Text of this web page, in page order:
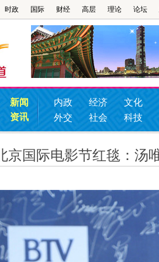
时政 国际 财经 高层 理论 论坛
新闻
资讯
内政 经济 文化
外交
社会 科技
京国际电影节红毯：汤